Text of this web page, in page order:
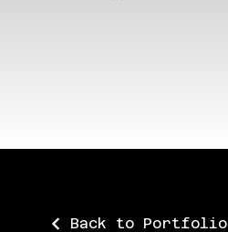
Back to Portfolio